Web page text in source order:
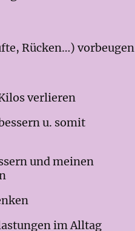
Rücken…) vorbeugen
verlieren
u. somit
und meinen
im Alltag